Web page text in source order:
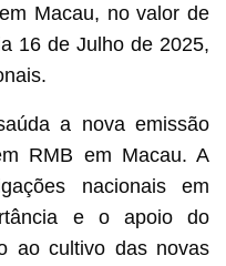
Macau, no valor de
16 de Julho de 2025,
a nova emissão
RMB em Macau. A
nacionais em
e o apoio do
ao cultivo das novas